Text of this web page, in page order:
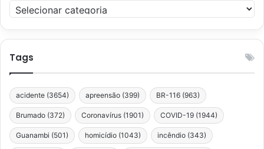
Categorias
Tags
acidente (3654) apreensão (399) BR-116 (963)
Brumado (372) Coronavírus (1901) COVID-19 (1944)
Guanambi (501) homicídio (1043) incêndio (343)